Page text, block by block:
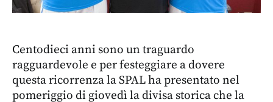
Centodieci anni sono un traguardo
ragguardevole e per festeggiare a dovere
questa ricorrenza la SPAL ha presentato nel
pomeriggio di giovedì la divisa storica che la